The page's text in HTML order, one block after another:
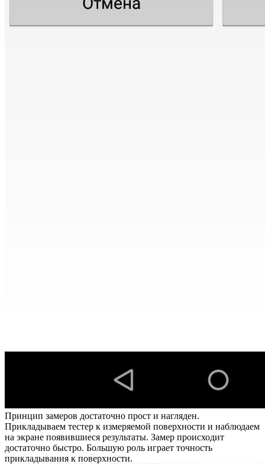
Принцип замеров достаточно прост и нагляден.
Прикладываем тестер к измеряемой поверхности и наблюдаем
на экране появившиеся результаты. Замер происходит
достаточно быстро. Большую роль играет точность
прикладывания к поверхности.